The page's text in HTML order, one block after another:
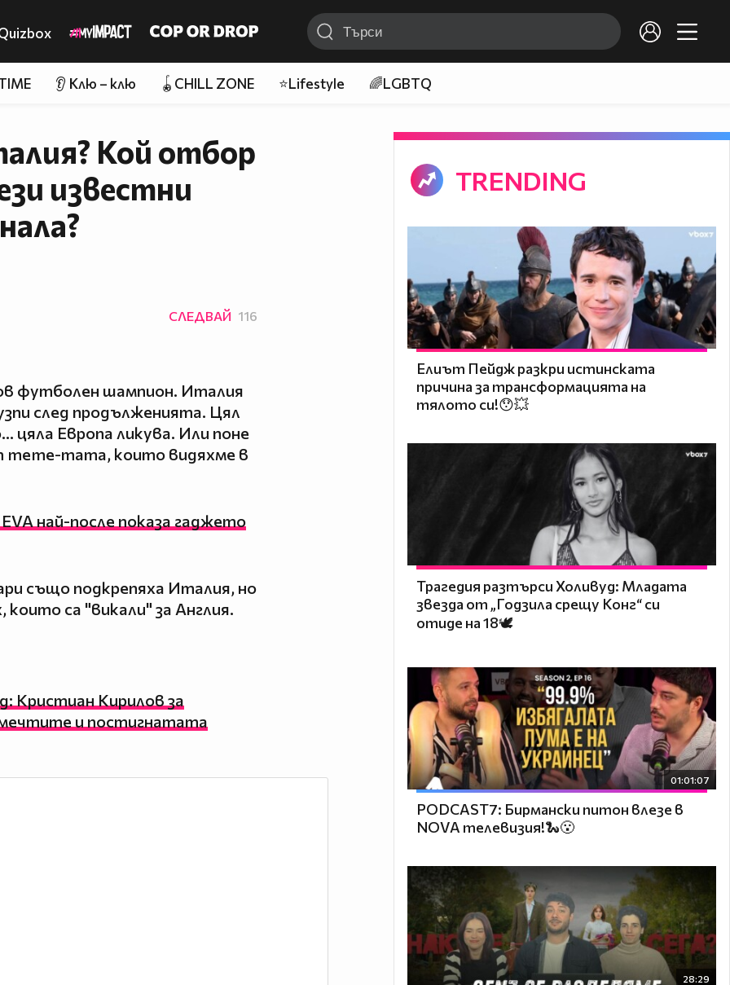
👂 Клю – клю 🪀CHILL ZONE ⭐Lifestyle 🌈LGBTQ
Кой отбор
известни
СЛЕДВАЙ 116
футболен шампион. Италия
след продълженията. Цял
цяла Европа ликува. Или поне
meme-тата, които видяхме в
най-после показа гаджето
също подкрепяха Италия, но
са "викали" за Англия.
Кристиан Кирилов за
и постигнатата
TRENDING
Елиът Пейдж разкри истинската
причина за трансформацията на
тялото си!😯💥
Трагедия разтърси Холивуд: Младата
звезда от „Годзила срещу Конг“ си
отиде на 18🕊️
01:01:07
PODCAST7: Бирмански питон влезе в
NOVA телевизия!🐍😮
28:29